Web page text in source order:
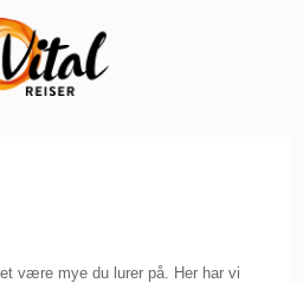
være mye du lurer på. Her har vi